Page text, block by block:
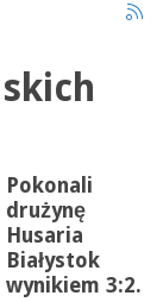
Pokonali
drużynę
Husaria
Białystok
wynikiem 3:2.